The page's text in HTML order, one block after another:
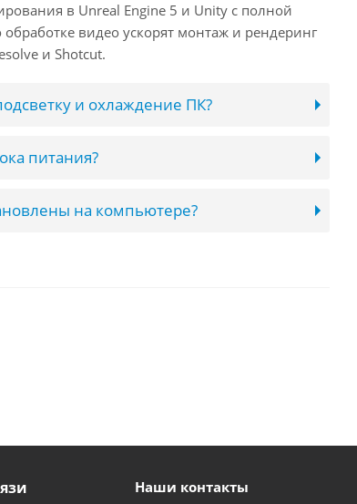
в Unreal Engine 5 и Unity с полной
видео ускорят монтаж и рендеринг
и Shotcut.
и охлаждение ПК?
питания?
на компьютере?
Наши контакты